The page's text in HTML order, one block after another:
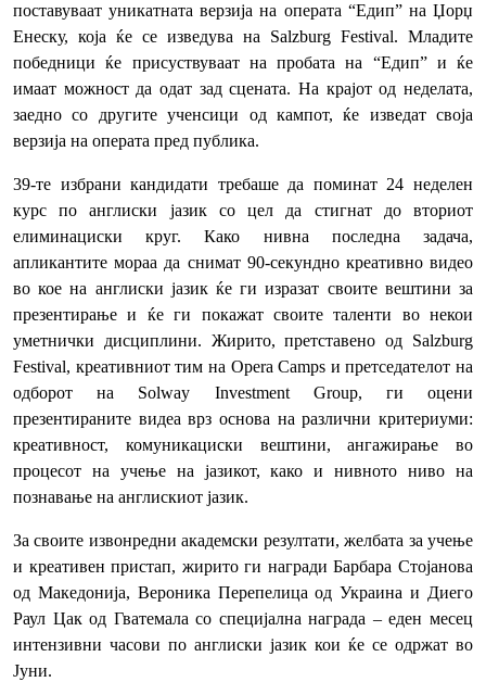
поставуваат уникатната верзија на операта “Едип” на Џорџ
Енеску, која ќе се изведува на Salzburg Festival. Младите
победници ќе присуствуваат на пробата на “Едип” и ќе
имаат можност да одат зад сцената. На крајот од неделата,
заедно со другите ученсици од кампот, ќе изведат своја
верзија на операта пред публика.
39-те избрани кандидати требаше да поминат 24 неделен
курс по англиски јазик со цел да стигнат до вториот
елиминациски круг. Како нивна последна задача,
апликантите мораа да снимат 90-секундно креативно видео
во кое на англиски јазик ќе ги изразат своите вештини за
презентирање и ќе ги покажат своите таленти во некои
уметнички дисциплини. Жирито, претставено од Salzburg
Festival, креативниот тим на Opera Camps и претседателот на
одборот на Solway Investment Group, ги оцени
презентираните видеа врз основа на различни критериуми:
креативност, комуникациски вештини, ангажирање во
процесот на учење на јазикот, како и нивното ниво на
познавање на англискиот јазик.
За своите извонредни академски резултати, желбата за учење
и креативен пристап, жирито ги награди Барбара Стојанова
од Македонија, Вероника Перепелица од Украина и Диего
Раул Цак од Гватемала со специјална награда – еден месец
интензивни часови по англиски јазик кои ќе се одржат во
Јуни.